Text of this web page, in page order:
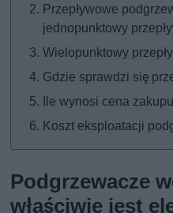
Przepływowe
jednopunktowy
Wielopunktowy
Gdzie sprawdzi się
Ile wynosi cena
Koszt eksploatacji
Podgrzewacze
właściwie jest